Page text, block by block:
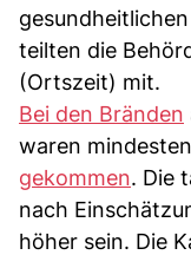
teilten die
(Ortszeit) mit.
Bei den Bränden
waren
gekommen. Die
nach
höher sein. Die